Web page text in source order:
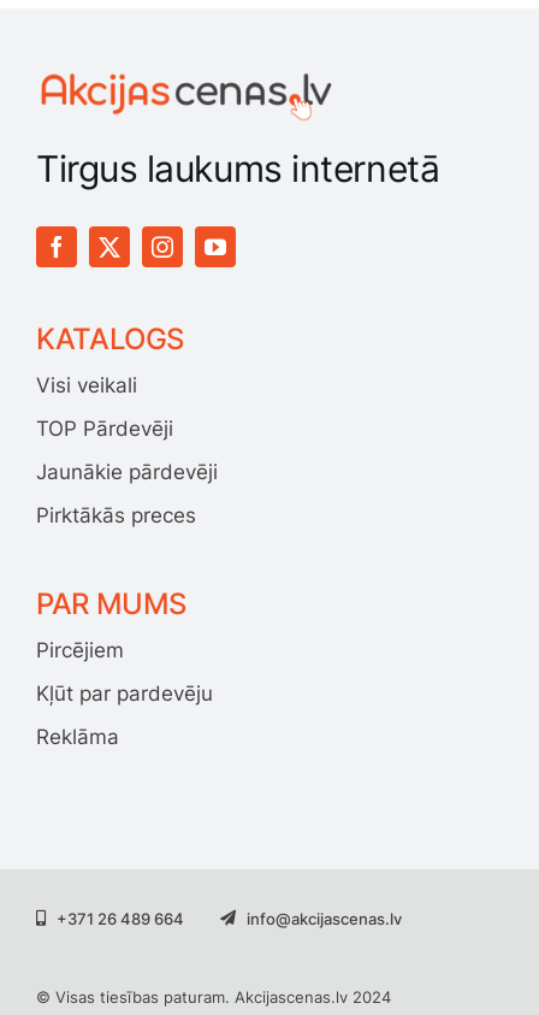
Tirgus laukums internetā
KATALOGS
Visi veikali
TOP Pārdevēji
Jaunākie pārdevēji
Pirktākās preces
PAR MUMS
Pircējiem
Kļūt par pardevēju
Reklāma
+371 26 489 664 info@akcijascenas.lv
© Visas tiesības paturam. Akcijascenas.lv 2024